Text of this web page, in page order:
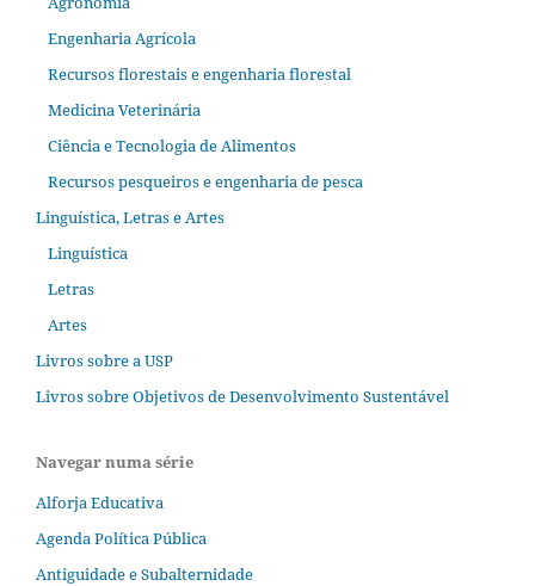
Engenharia Agrícola
Recursos florestais e engenharia florestal
Medicina Veterinária
Ciência e Tecnologia de Alimentos
Recursos pesqueiros e engenharia de pesca
Linguística, Letras e Artes
Linguística
Letras
Artes
Livros sobre a USP
Livros sobre Objetivos de Desenvolvimento Sustentável
Navegar numa série
Alforja Educativa
Agenda Política Pública
Antiguidade e Subalternidade